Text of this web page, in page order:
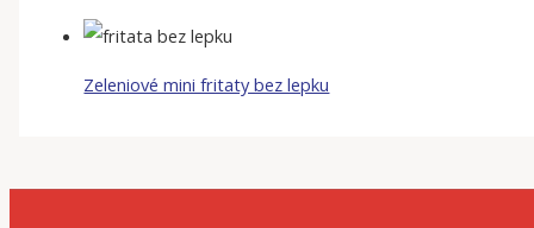
Zeleniové mini fritaty bez lepku